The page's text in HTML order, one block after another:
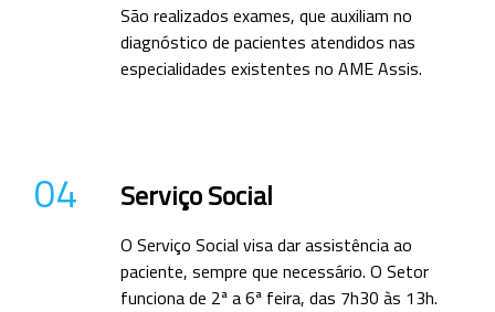
São realizados exames, que auxiliam no
diagnóstico de pacientes atendidos nas
especialidades existentes no AME Assis.
04 Serviço Social
O Serviço Social visa dar assistência ao
paciente, sempre que necessário. O Setor
funciona de 2ª a 6ª feira, das 7h30 às 13h.